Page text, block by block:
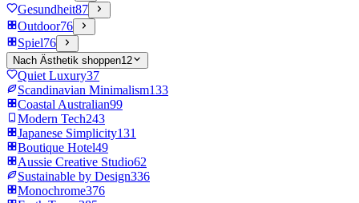
Gesundheit87
Outdoor76
Spiel76
Nach Ästhetik shoppen12
Quiet Luxury37
Scandinavian Minimalism133
Coastal Australian99
Modern Tech243
Japanese Simplicity131
Boutique Hotel49
Aussie Creative Studio62
Sustainable by Design336
Monochrome376